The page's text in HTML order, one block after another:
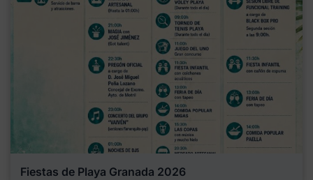
Fiestas de Playa Granada 2026